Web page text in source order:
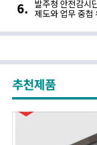
발주청 안전감시
제도와 업무 중첩
추천제품